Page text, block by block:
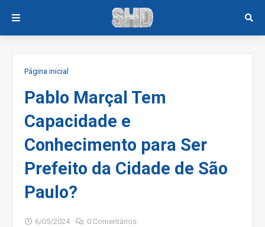
Página inicial
Pablo Marçal Tem
Capacidade e
Conhecimento para Ser
Prefeito da Cidade de São
Paulo?
6/05/2024 0 Comentários